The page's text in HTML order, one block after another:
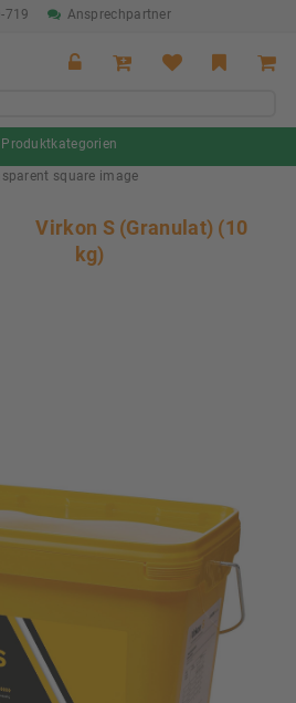
719 Ansprechpartner
Produktkategorien
Virkon S (Granulat) (10
kg)